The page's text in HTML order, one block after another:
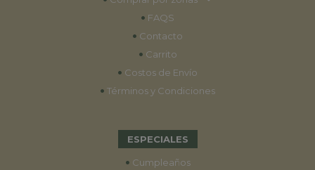
• FAQS
• Contacto
• Carrito
• Costos de Envío
• Términos y Condiciones
ESPECIALES
• Cumpleaños